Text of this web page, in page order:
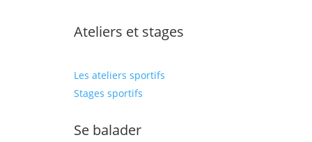
Ateliers et stages
Les ateliers sportifs
Stages sportifs
Se balader